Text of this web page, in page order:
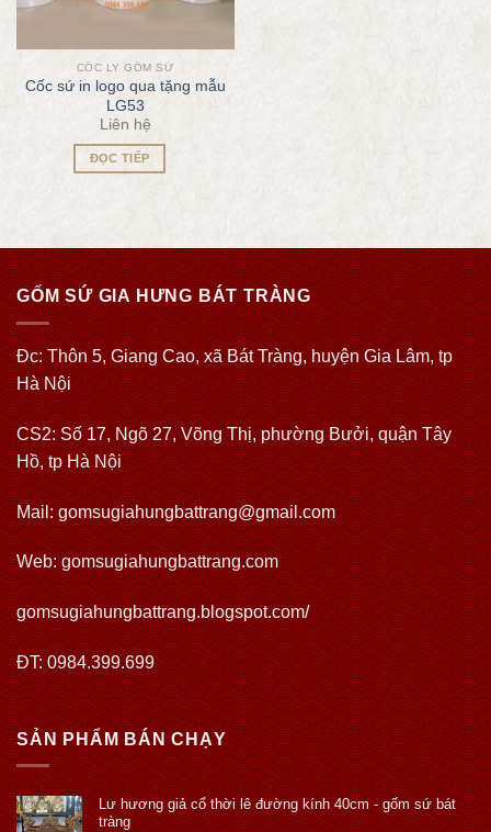
CỐC LY GỐM SỨ
Cốc sứ in logo qua tặng mẫu
LG53
Liên hệ
ĐỌC TIẾP
GỐM SỨ GIA HƯNG BÁT TRÀNG
Đc: Thôn 5, Giang Cao, xã Bát Tràng, huyện Gia Lâm, tp
Hà Nội
CS2: Số 17, Ngõ 27, Võng Thị, phường Bưởi, quận Tây
Hồ, tp Hà Nội
Mail: gomsugiahungbattrang@gmail.com
Web:gomsugiahungbattrang.com
gomsugiahungbattrang.blogspot.com/
ĐT: 0984.399.699
SẢN PHẨM BÁN CHẠY
Lư hương giả cổ thời lê đường kính 40cm - gốm sứ bát
tràng